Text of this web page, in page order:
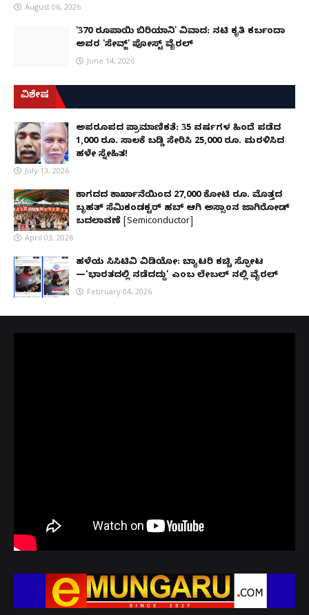
August 06, 2026
'370 ರೂಪಾಯಿ ಬಿರಿಯಾನಿ' ವಿವಾದ: ನಟಿ ಕೃತಿ ಕರ್ಬಂದಾ
ಅವರ 'ಸೇವ್ಜ್' ಪೋಸ್ಟ್ ವೈರಲ್
June 14, 2026
ವಿಶೇಷ
ಅಪರೂಪದ ಪ್ರಾಮಾಣಿಕತೆ: 35 ವರ್ಷಗಳ ಹಿಂದೆ ಪಡೆದ
1,000 ರೂ. ಸಾಲಕ್ಕೆ ಬಡ್ಡಿ ಸೇರಿಸಿ 25,000 ರೂ. ಮರಳಿಸಿದ
ಹಳೇ ಸ್ನೇಹಿತ!
July 13, 2026
ಕಾಗದದ ಕಾರ್ಖಾನೆಯಿಂದ 27,000 ಕೋಟಿ ರೂ. ಮೊತ್ತದ
ಬೃಹತ್ ಸೆಮಿಕಂಡಕ್ಟರ್ ಹಬ್ ಆಗಿ ಅಸ್ಸಾಂನ ಜಾಗಿರೋಡ್
ಬದಲಾವಣೆ [Semiconductor]
April 03, 2026
ಹಳೆಯ ಸಿಸಿಟಿವಿ ವಿಡಿಯೋ: ಬ್ಯಾಟರಿ ಕಚ್ಚಿ ಸ್ಫೋಟ
—‘ಭಾರತದಲ್ಲಿ ನಡೆದದ್ದು’ ಎಂಬ ಲೇಬಲ್ ನಲ್ಲಿ ವೈರಲ್
February 04, 2026